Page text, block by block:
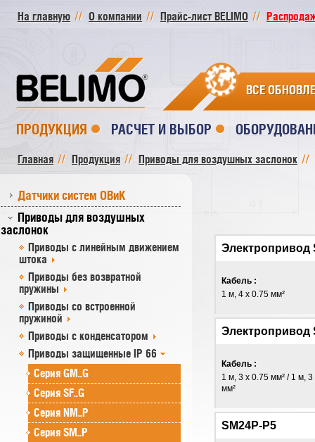
На главную О компании Прайс-лист BELIMO
ВСЕ
ПРОДУКЦИЯ РАСЧЕТ И ВЫБОР
Главная Продукция Приводы для воздушных заслонок
Датчики систем ОВиК
Приводы для воздушных
заслонок
Приводы с линейным движением
штока
Приводы без возвратной
пружины
Приводы со встроенной
пружиной
Приводы с конденсатором
Приводы защищенные IP 66
Серия GM..G
Серия SF..G
Серия NM..P
Серия SM..P
Электропривод
Кабель :
1 м, 4 x 0.75 мм²
Электропривод
Кабель :
1 м, 3 x 0.75 мм² / 1 м, 3
мм²
SM24P-P5